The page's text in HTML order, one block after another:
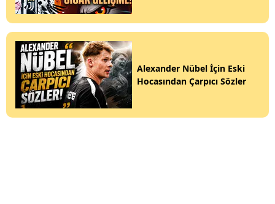
Alexander Nübel İçin Eski
Hocasından Çarpıcı Sözler